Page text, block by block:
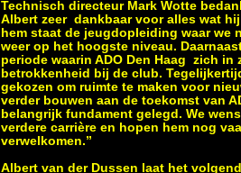
Technisch directeur Mark Wotte
Albert zeer dankbaar voor alles wat
hem staat de jeugdopleiding waar we
weer op het hoogste niveau.
periode waarin ADO Den Haag zich
betrokkenheid bij de club.
gekozen om ruimte te maken voor
verder bouwen aan de toekomst van
belangrijk fundament gelegd. We
verdere carrière en hopen hem nog
verwelkomen.”
Albert van der Dussen laat het